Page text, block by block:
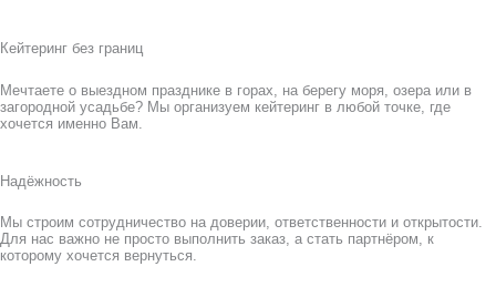
Кейтеринг без границ
Мечтаете о выездном празднике в горах, на берегу моря, озера или в
загородной усадьбе? Мы организуем кейтеринг в любой точке, где
хочется именно Вам.
Надёжность
Мы строим сотрудничество на доверии, ответственности и открытости.
Для нас важно не просто выполнить заказ, а стать партнёром, к
которому хочется вернуться.